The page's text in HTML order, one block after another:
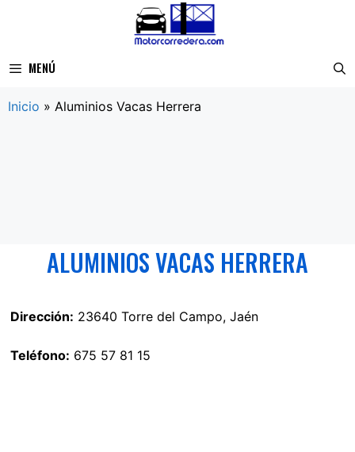
MENÚ
Inicio » Aluminios Vacas Herrera
ALUMINIOS VACAS HERRERA
Dirección: 23640 Torre del Campo, Jaén
Teléfono: 675 57 81 15